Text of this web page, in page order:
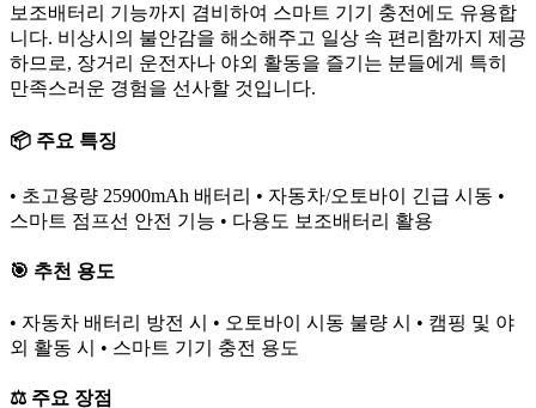
보조배터리 기능까지 겸비하여 스마트 기기 충전에도 유용합
니다. 비상시의 불안감을 해소해주고 일상 속 편리함까지 제공
하므로, 장거리 운전자나 야외 활동을 즐기는 분들에게 특히
만족스러운 경험을 선사할 것입니다.
📦 주요 특징
• 초고용량 25900mAh 배터리 • 자동차/오토바이 긴급 시동 •
스마트 점프선 안전 기능 • 다용도 보조배터리 활용
🎯 추천 용도
• 자동차 배터리 방전 시 • 오토바이 시동 불량 시 • 캠핑 및 야
외 활동 시 • 스마트 기기 충전 용도
⚖️ 주요 장점